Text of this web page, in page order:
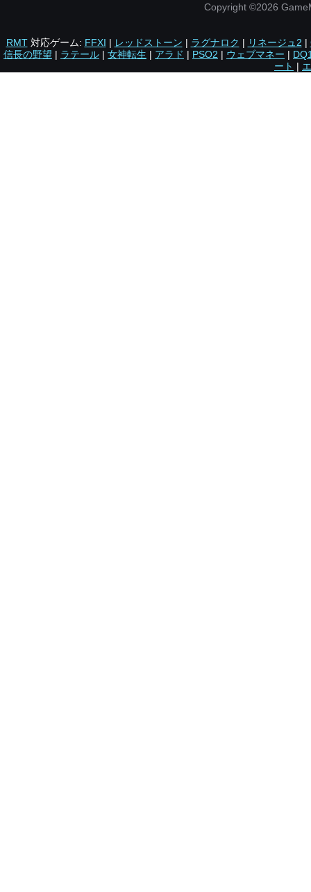
Copyright ©2026
RMT対応ゲーム: FFXI | レッドストーン | ラグナロク | リネージュ2 |
信長の野望 | ラテール | 女神転生 | アラド | PSO2 | ウェブマネー |
ート |